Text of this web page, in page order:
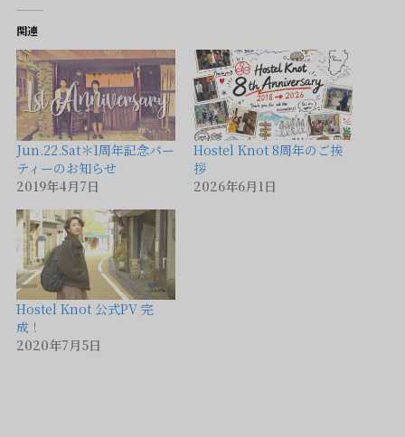
関連
Jun.22.Sat＊1周年記念パー
ティーのお知らせ
2019年4月7日
Hostel Knot 8周年のご挨
拶
2026年6月1日
Hostel Knot 公式PV 完
成！
2020年7月5日